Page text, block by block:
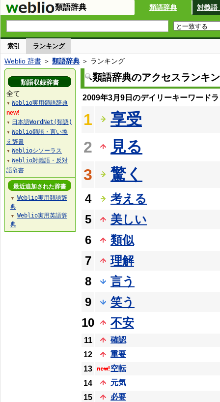
類語辞典 類語辞典 対義語
索引 ランキング
Weblio 辞書 ＞ 類語辞典 ＞ ランキング
類語辞典のアクセスランキ
2009年3月9日のデイリーキーワード
1
享受
2
見る
3
驚く
4
考える
5
美しい
6
類似
7
理解
8
言う
9
笑う
10
不安
11
確認
12
重要
13
空転
14
元気
15
必要
類語収録辞書
全て
▼ Weblio実用類語辞典
new!
▼ 日本語WordNet(類語)
▼ Weblio類語・言い換
え辞書
▼ Weblioシソーラス
▼ Weblio対義語・反対
語辞書
最近追加された辞書
▼
Weblio実用類語辞
典
▼
Weblio実用英語辞
典